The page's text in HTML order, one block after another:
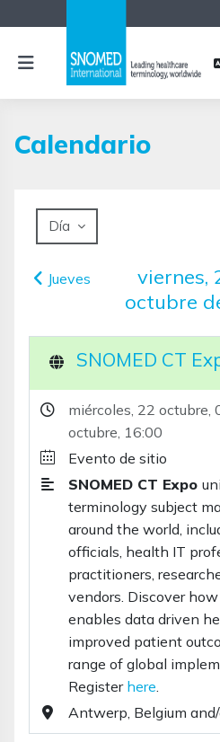
Panel lateral
Calendario
Día
Jueves
viernes,
octubre
SNOMED CT
miércoles, 22 octubre,
octubre, 16:00
Evento de sitio
SNOMED CT Expo
terminology subject
around the world,
officials, health IT
practitioners,
vendors. Discover
enables data driven
improved patient
range of global
Register here.
Antwerp, Belgium